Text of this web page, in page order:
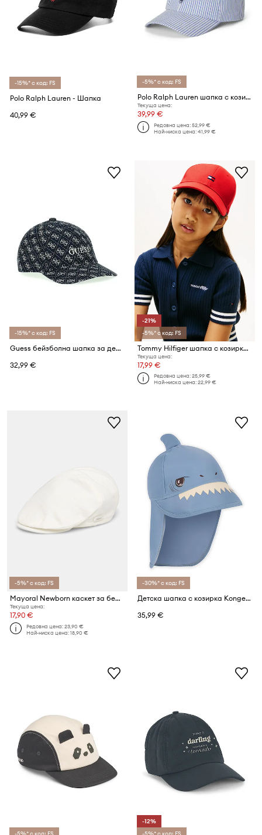
-15%* с код: FS
Polo Ralph Lauren - Шапка
40,99 €
-5%* с код: FS
Polo Ralph Lauren шапка с козирка за деца от памук
Текуща цена:
39,99 €
Редовна цена:52,99 €
Най-ниска цена:41,99 €
-15%* с код: FS
Guess бейзболна шапка за деца от памук
32,99 €
-21%
-5%* с код: FS
Tommy Hilfiger шапка с козирка за деца от памук
Текуща цена:
17,99 €
Редовна цена:25,99 €
Най-ниска цена:22,99 €
-5%* с код: FS
Mayoral Newborn каскет за бебе
Текуща цена:
17,90 €
Редовна цена:23,90 €
Най-ниска цена:18,90 €
-30%* с код: FS
Детска шапка с козирка Konges Sløjd ASTER SHARK SUN HAT GRS
35,99 €
-5%* с код: FS
-12%
-5%* с код: FS